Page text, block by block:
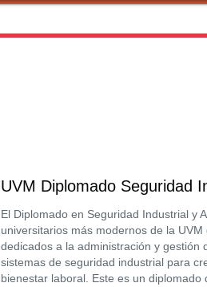
UVM Diplomado Seguridad
El Diplomado en Seguridad Industrial y
universitarios más modernos de la
dedicados a la administración y
sistemas de seguridad industrial para
bienestar laboral. Este es un